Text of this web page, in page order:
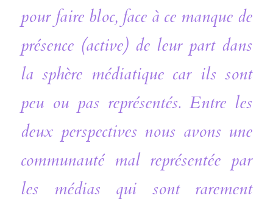
pour faire bloc, face à ce manque de
présence (active) de leur part dans
la sphère médiatique car ils sont
peu ou pas représentés. Entre les
deux perspectives nous avons une
communauté mal représentée par
les médias qui sont rarement